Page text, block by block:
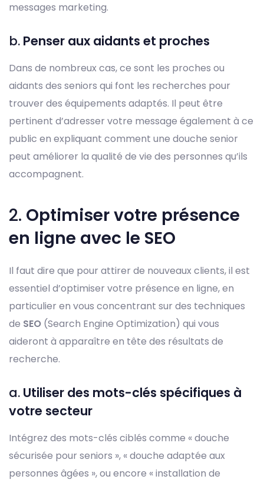
messages marketing.
b. Penser aux aidants et proches
Dans de nombreux cas, ce sont les proches ou
aidants des seniors qui font les recherches pour
trouver des équipements adaptés. Il peut être
pertinent d’adresser votre message également à ce
public en expliquant comment une douche senior
peut améliorer la qualité de vie des personnes qu’ils
accompagnent.
2. Optimiser votre présence
en ligne avec le SEO
Il faut dire que pour attirer de nouveaux clients, il est
essentiel d’optimiser votre présence en ligne, en
particulier en vous concentrant sur des techniques
de SEO (Search Engine Optimization) qui vous
aideront à apparaître en tête des résultats de
recherche.
a. Utiliser des mots-clés spécifiques à
votre secteur
Intégrez des mots-clés ciblés comme « douche
sécurisée pour seniors », « douche adaptée aux
personnes âgées », ou encore « installation de